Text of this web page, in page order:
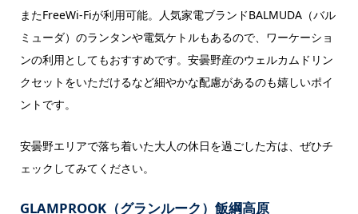
またFreeWi-Fiが利用可能。人気家電ブランドBALMUDA（バル
ミューダ）のランタンや電気ケトルもあるので、ワーケーショ
ンの利用としてもおすすめです。安曇野産のウェルカムドリン
クセットをいただけるなど細やかな配慮があるのも嬉しいポイ
ントです。
安曇野エリアで落ち着いた大人の休日を過ごした方は、ぜひチ
ェックしてみてください。
GLAMPROOK（グランルーク）飯綱高原